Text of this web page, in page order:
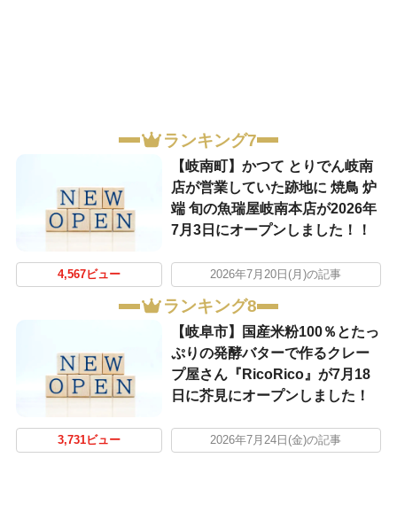
ランキング7
【岐南町】かつて とりでん岐南
店が営業していた跡地に 焼鳥 炉
端 旬の魚瑞屋岐南本店が2026年
7月3日にオープンしました！！
4,567ビュー 2026年7月20日(月)の記事
ランキング8
【岐阜市】国産米粉100％とたっ
ぷりの発酵バターで作るクレー
プ屋さん『RicoRico』が7月18
日に芥見にオープンしました！
3,731ビュー 2026年7月24日(金)の記事